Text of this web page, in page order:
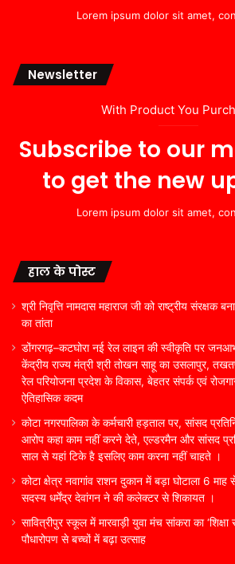
Lorem ipsum dolor sit amet,
Newsletter
With Product You
Subscribe to our
to get the new
Lorem ipsum dolor sit amet,
हाल के पोस्ट
श्री निवृत्ति नामदास महाराज जी को राष्ट्रीय संरक्षक
का तांता
डोंगरगढ़–कटघोरा नई रेल लाइन की स्वीकृति पर
केंद्रीय राज्य मंत्री श्री तोखन साहू का उसलापुर,
रेल परियोजना प्रदेश के विकास, बेहतर संपर्क एवं
ऐतिहासिक कदम
कोटा नगरपालिका के कर्मचारी हड़ताल पर, सांसद
आरोप कहा काम नहीं करने देते, एल्डरमैन और सांसद
साल से यहां टिके है इसलिए काम करना नहीं चाहते ।
कोटा क्षेत्र नवागांव राशन दुकान में बड़ा घोटाला 6
सदस्य धर्मेंद्र देवांगन ने की कलेक्टर से शिकायत ।
सावित्रीपुर स्कूल में मारवाड़ी युवा मंच सांकरा का
पौधारोपण से बच्चों में बढ़ा उत्साह